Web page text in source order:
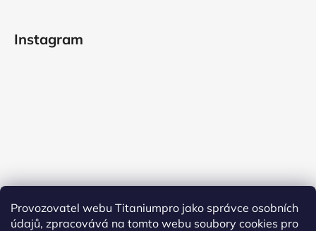
Provozovatel webu Titaniumpro jako správce osobních
údajů, zpracovává na tomto webu soubory cookies pro
Instagram
Sledovat na Instagramu